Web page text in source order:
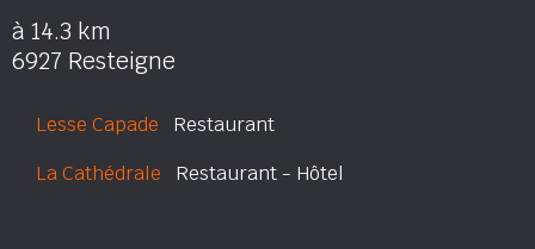
à 14.3 km
6927 Resteigne
Lesse Capade Restaurant
La Cathédrale Restaurant - Hôtel